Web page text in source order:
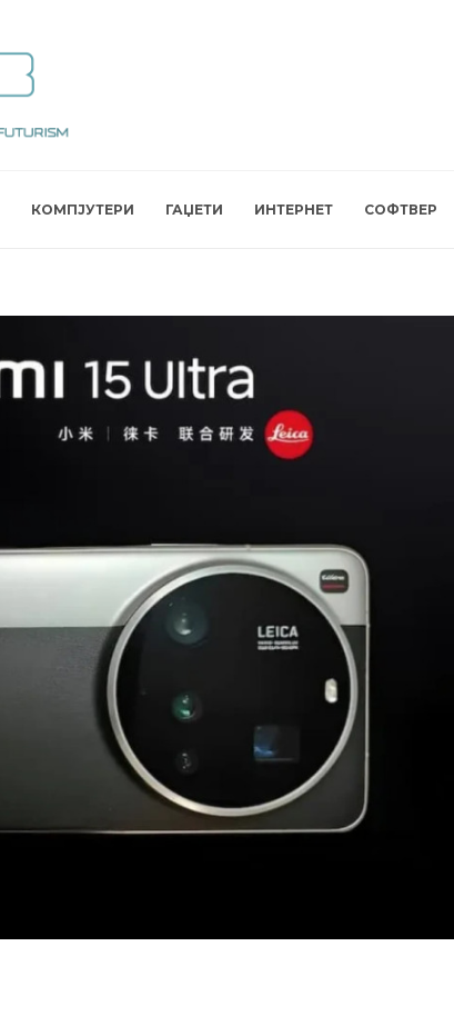
КОМПЈУТЕРИ ГАЏЕТИ ИНТЕРНЕТ СОФТВЕР